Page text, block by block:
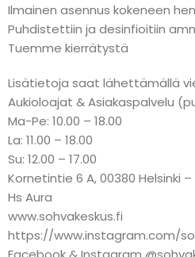
Ilmainen asennus kokeneen
Puhdistettiin ja desinfioitiin
Tuemme kierrätystä
Lisätietoja saat lähettämällä
Aukioloajat & Asiakaspalvelu
Ma-Pe: 10.00 – 18.00
La: 11.00 – 18.00
Su: 12.00 – 17.00
Kornetintie 6 A, 00380 Helsinki
Hs Aura
www.sohvakeskus.fi
https://www.instagram.com/